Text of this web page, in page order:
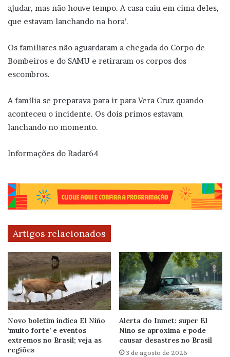
ajudar, mas não houve tempo. A casa caiu em cima deles,
que estavam lanchando na hora’.
Os familiares não aguardaram a chegada do Corpo de
Bombeiros e do SAMU e retiraram os corpos dos
escombros.
A família se preparava para ir para Vera Cruz quando
aconteceu o incidente. Os dois primos estavam
lanchando no momento.
Informações do Radar64
Artigos relacionados
Novo boletim indica El Niño
‘muito forte’ e eventos
extremos no Brasil; veja as
regiões
Alerta do Inmet: super El
Niño se aproxima e pode
causar desastres no Brasil
3 de agosto de 2026